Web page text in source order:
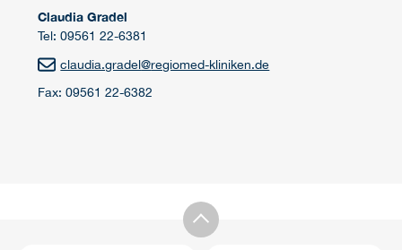
Claudia Gradel
Tel: 09561 22-6381
claudia.gradel@regiomed-kliniken.de
Fax: 09561 22-6382